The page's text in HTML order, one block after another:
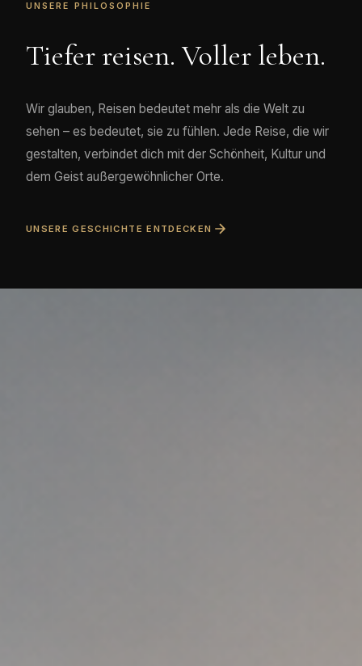
UNSERE PHILOSOPHIE
Tiefer reisen. Voller leben.
Wir glauben, Reisen bedeutet mehr als die Welt zu
sehen – es bedeutet, sie zu fühlen. Jede Reise, die wir
gestalten, verbindet dich mit der Schönheit, Kultur und
dem Geist außergewöhnlicher Orte.
UNSERE GESCHICHTE ENTDECKEN